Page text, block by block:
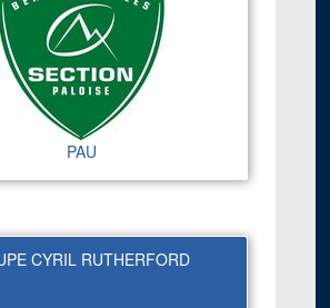
PAU
CYRIL RUTHERFORD